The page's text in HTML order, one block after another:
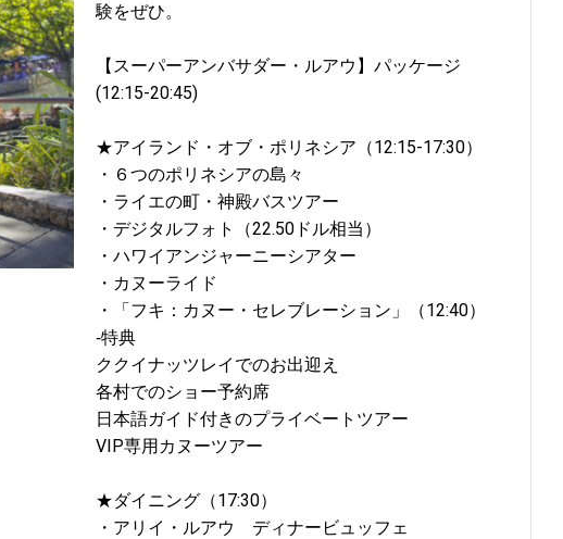
験をぜひ。
【スーパーアンバサダー・ルアウ】パッケージ
(12:15-20:45)
★アイランド・オブ・ポリネシア（12:15-17:30）
・６つのポリネシアの島々
・ライエの町・神殿バスツアー
・デジタルフォト（22.50ドル相当）
・ハワイアンジャーニーシアター
・カヌーライド
・「フキ：カヌー・セレブレーション」（12:40）
‐特典
ククイナッツレイでのお出迎え
各村でのショー予約席
日本語ガイド付きのプライベートツアー
VIP専用カヌーツアー
★ダイニング（17:30）
・アリイ・ルアウ ディナービュッフェ